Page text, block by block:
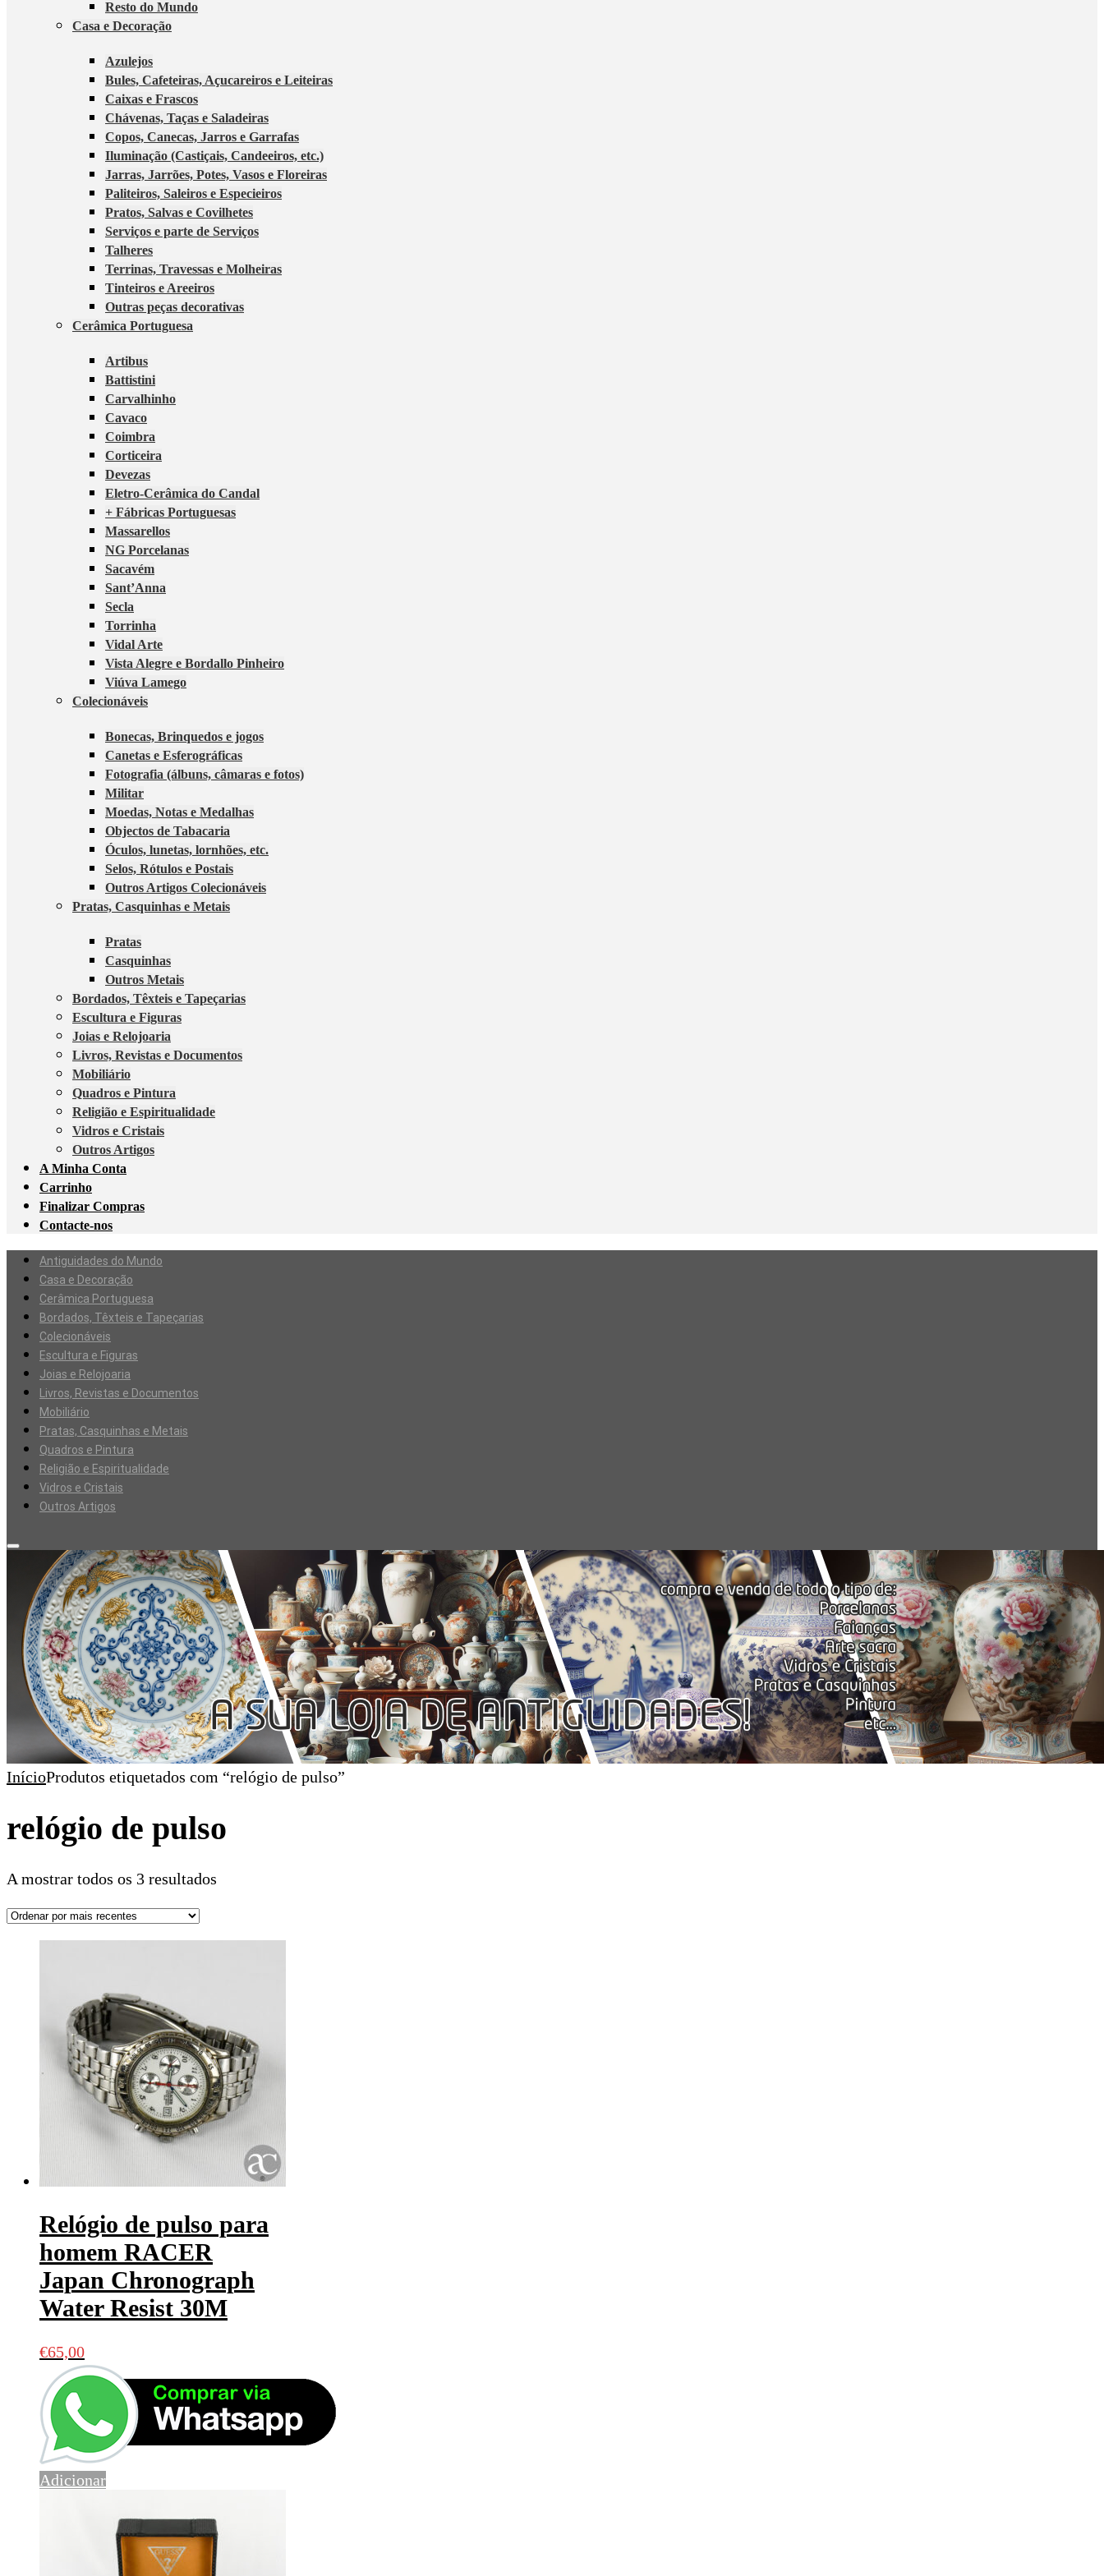
Resto do Mundo
Casa e Decoração
Azulejos
Bules, Cafeteiras, Açucareiros e Leiteiras
Caixas e Frascos
Chávenas, Taças e Saladeiras
Copos, Canecas, Jarros e Garrafas
Iluminação (Castiçais, Candeeiros, etc.)
Jarras, Jarrões, Potes, Vasos e Floreiras
Paliteiros, Saleiros e Especieiros
Pratos, Salvas e Covilhetes
Serviços e parte de Serviços
Talheres
Terrinas, Travessas e Molheiras
Tinteiros e Areeiros
Outras peças decorativas
Cerâmica Portuguesa
Artibus
Battistini
Carvalhinho
Cavaco
Coimbra
Corticeira
Devezas
Eletro-Cerâmica do Candal
+ Fábricas Portuguesas
Massarellos
NG Porcelanas
Sacavém
Sant’Anna
Secla
Torrinha
Vidal Arte
Vista Alegre e Bordallo Pinheiro
Viúva Lamego
Colecionáveis
Bonecas, Brinquedos e jogos
Canetas e Esferográficas
Fotografia (álbuns, câmaras e fotos)
Militar
Moedas, Notas e Medalhas
Objectos de Tabacaria
Óculos, lunetas, lornhões, etc.
Selos, Rótulos e Postais
Outros Artigos Colecionáveis
Pratas, Casquinhas e Metais
Pratas
Casquinhas
Outros Metais
Bordados, Têxteis e Tapeçarias
Escultura e Figuras
Joias e Relojoaria
Livros, Revistas e Documentos
Mobiliário
Quadros e Pintura
Religião e Espiritualidade
Vidros e Cristais
Outros Artigos
A Minha Conta
Carrinho
Finalizar Compras
Contacte-nos
Antiguidades do Mundo
Casa e Decoração
Cerâmica Portuguesa
Bordados, Têxteis e Tapeçarias
Colecionáveis
Escultura e Figuras
Joias e Relojoaria
Livros, Revistas e Documentos
Mobiliário
Pratas, Casquinhas e Metais
Quadros e Pintura
Religião e Espiritualidade
Vidros e Cristais
Outros Artigos
InícioProdutos etiquetados com “relógio de pulso”
relógio de pulso
A mostrar todos os 3 resultados
Relógio de pulso para
homem RACER
Japan Chronograph
Water Resist 30M
€65,00
Adicionar